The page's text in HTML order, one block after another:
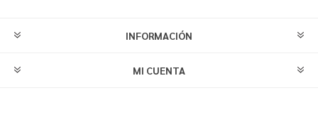
INFORMACIÓN
MI CUENTA